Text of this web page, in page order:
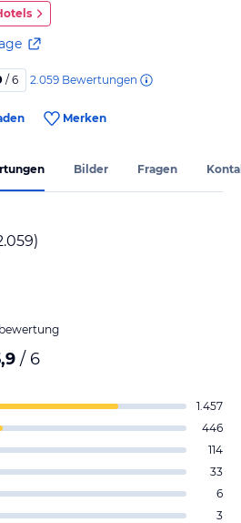
/ 6 2.059 Bewertungen
Merken
Bilder Fragen
)
/ 6
1.457
446
114
33
6
3